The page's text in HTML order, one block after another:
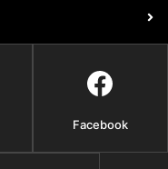
Facebook